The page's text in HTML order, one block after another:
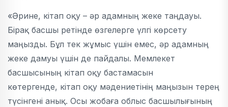
«Әрине, кітап оқу – әр адамның жеке таңдауы.
Бірақ басшы ретінде өзгелерге үлгі көрсету
маңызды. Бұл тек жұмыс үшін емес, әр адамның
жеке дамуы үшін де пайдалы. Мемлекет
басшысының кітап оқу бастамасын
көтергенде, кітап оқу мәдениетінің маңызын терең
түсінгені анық. Осы жобаға облыс басшылығының